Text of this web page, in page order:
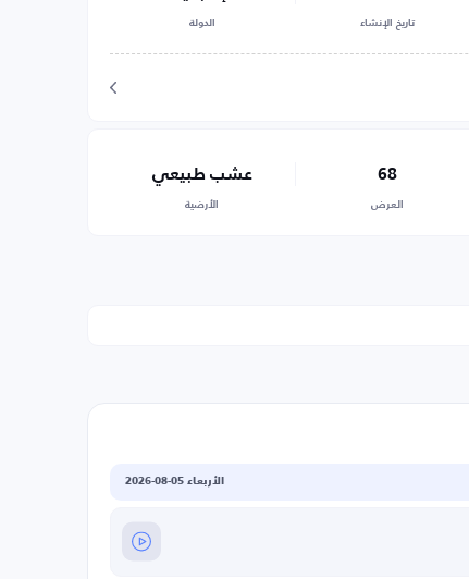
تاريخ الإنشاء الدولة
68
العرض
عشب طبيعي
الأرضية
الأربعاء 05-08-2026